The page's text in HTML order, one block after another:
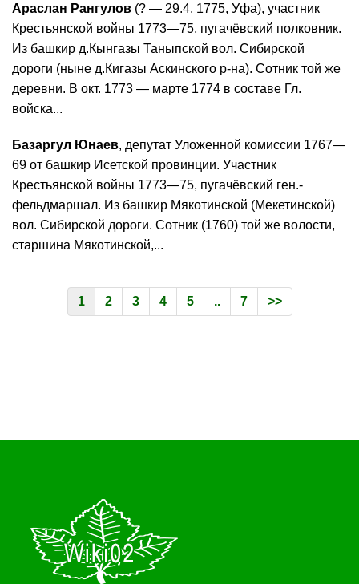
Араслан Рангулов (? — 29.4. 1775, Уфа), участник
Крестьянской войны 1773—75, пугачёвский полковник.
Из башкир д.Кынгазы Таныпской вол. Сибирской
дороги (ныне д.Кигазы Аскинского р-на). Сотник той же
деревни. В окт. 1773 — марте 1774 в составе Гл.
войска...
Базаргул Юнаев, депутат Уложенной комиссии 1767—
69 от башкир Исетской провинции. Участник
Крестьянской войны 1773—75, пугачёвский ген.-
фельдмаршал. Из башкир Мякотинской (Мекетинской)
вол. Сибирской дороги. Сотник (1760) той же волости,
старшина Мякотинской,...
1 2 3 4 5 .. 7 >>